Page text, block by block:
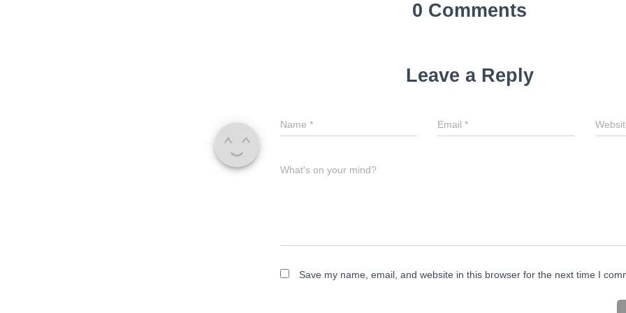
0 Comments
Leave a Reply
Name * Email*
What's on your mind?
Save my name, email, and website in this browser for the next time I